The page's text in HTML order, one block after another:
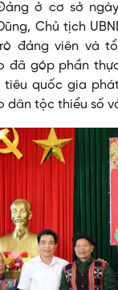
ở cơ sở
Chủ tịch
đảng viên và
đã góp phần
tiêu quốc gia
dân tộc thiểu số